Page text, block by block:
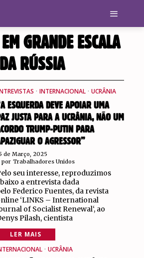
GRANDE ESCALA
DA RÚSSIA
· INTERNACIONAL · UCRÂNIA
ESQUERDA DEVE APOIAR UMA
JUSTA PARA A UCRÂNIA, NÃO UM
TRUMP-PUTIN PARA
O AGRESSOR”
de Março, 2025
por Trabalhadores Unidos
seu interesse, reproduzimos
a entrevista dada
Federico Fuentes, da revista
‘LINKS – International
of Socialist Renewal‘, ao
Pilash, cientista
LER MAIS
· UCRÂNIA